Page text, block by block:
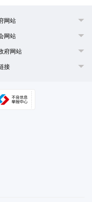
网站
网站
府网站
接